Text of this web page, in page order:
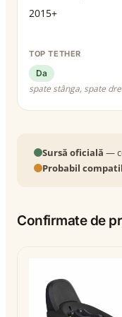
2015+
TOP TETHER
Da
spate stânga, spate
Sursă oficială —
Probabil
Confirmate de